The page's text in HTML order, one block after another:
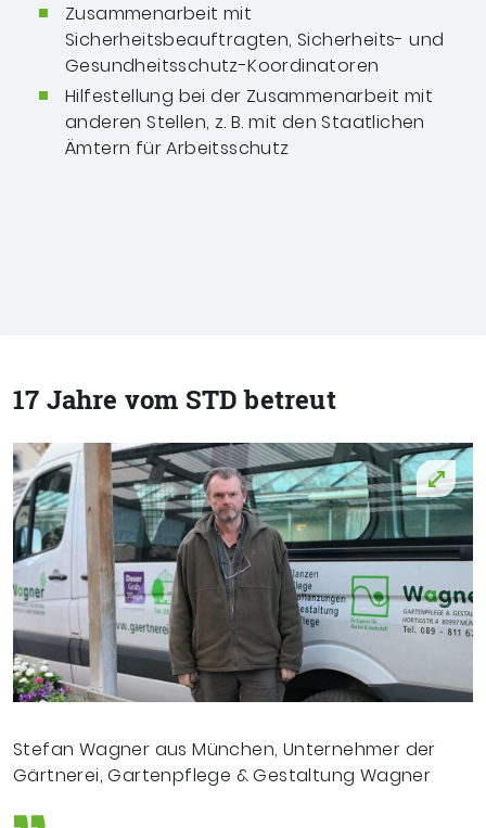
Zusammenarbeit mit
Sicherheitsbeauftragten, Sicherheits- und
Gesundheitsschutz-Koordinatoren
Hilfestellung bei der Zusammenarbeit mit
anderen Stellen, z. B. mit den Staatlichen
Ämtern für Arbeitsschutz
17 Jahre vom STD betreut
Stefan Wagner aus München, Unternehmer der
Gärtnerei, Gartenpflege & Gestaltung Wagner